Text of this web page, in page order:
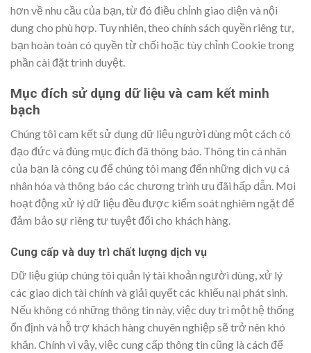
hơn về nhu cầu của bạn, từ đó điều chỉnh giao diện và nội
dung cho phù hợp. Tuy nhiên, theo chính sách quyền riêng tư,
bạn hoàn toàn có quyền từ chối hoặc tùy chỉnh Cookie trong
phần cài đặt trình duyệt.
Mục đích sử dụng dữ liệu và cam kết minh
bạch
Chúng tôi cam kết sử dụng dữ liệu người dùng một cách có
đạo đức và đúng mục đích đã thông báo. Thông tin cá nhân
của bạn là công cụ để chúng tôi mang đến những dịch vụ cá
nhân hóa và thông báo các chương trình ưu đãi hấp dẫn. Mọi
hoạt động xử lý dữ liệu đều được kiểm soát nghiêm ngặt để
đảm bảo sự riêng tư tuyệt đối cho khách hàng.
Cung cấp và duy trì chất lượng dịch vụ
Dữ liệu giúp chúng tôi quản lý tài khoản người dùng, xử lý
các giao dịch tài chính và giải quyết các khiếu nại phát sinh.
Nếu không có những thông tin này, việc duy trì một hệ thống
ổn định và hỗ trợ khách hàng chuyên nghiệp sẽ trở nên khó
khăn. Chính vì vậy, việc cung cấp thông tin cũng là cách để